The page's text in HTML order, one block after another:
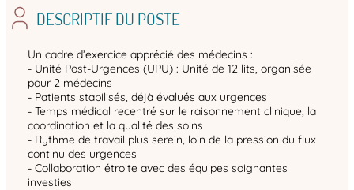
DESCRIPTIF DU POSTE
Un cadre d’exercice apprécié des médecins :
- Unité Post-Urgences (UPU) : Unité de 12 lits, organisée
pour 2 médecins
- Patients stabilisés, déjà évalués aux urgences
- Temps médical recentré sur le raisonnement clinique, la
coordination et la qualité des soins
- Rythme de travail plus serein, loin de la pression du flux
continu des urgences
- Collaboration étroite avec des équipes soignantes
investies